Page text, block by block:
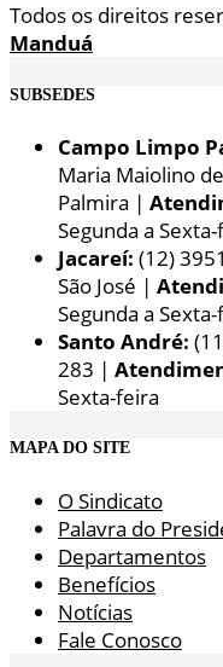
Todos os direitos
Manduá
SUBSEDES
Campo Limpo
Maria Maiolino
Palmira |
Segunda a
Jacareí: (12)
São José |
Segunda a
Santo André:
283 |
Sexta-feira
MAPA DO SITE
O Sindicato
Palavra do
Departamentos
Benefícios
Notícias
Fale Conosco